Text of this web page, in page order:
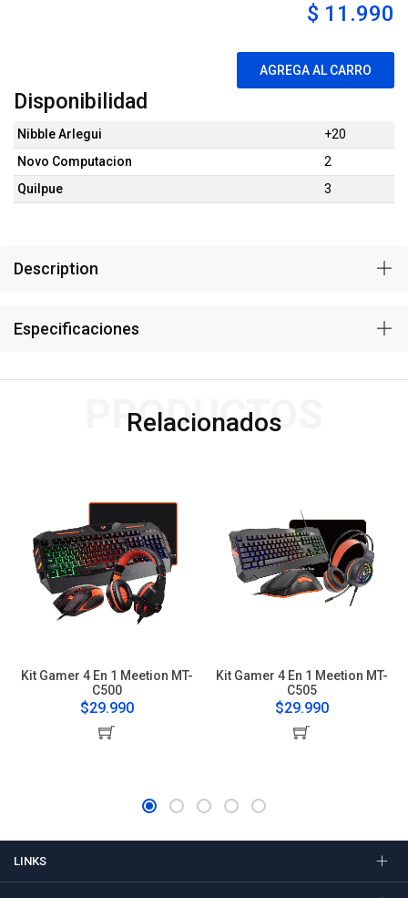
$ 11.990
AGREGA AL CARRO
Disponibilidad
Nibble Arlegui
+20
Novo Computacion
2
Quilpue
3
Description
Especificaciones
Relacionados
PRODUCTOS
Kit Gamer 4 En 1 Meetion MT-
C500
$29.990
Kit Gamer 4 En 1 Meetion MT-
C505
$29.990
LINKS